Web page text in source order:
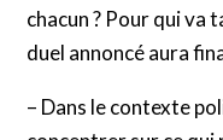
chacun ? Pour qui va
duel annoncé aura
– Dans le contexte